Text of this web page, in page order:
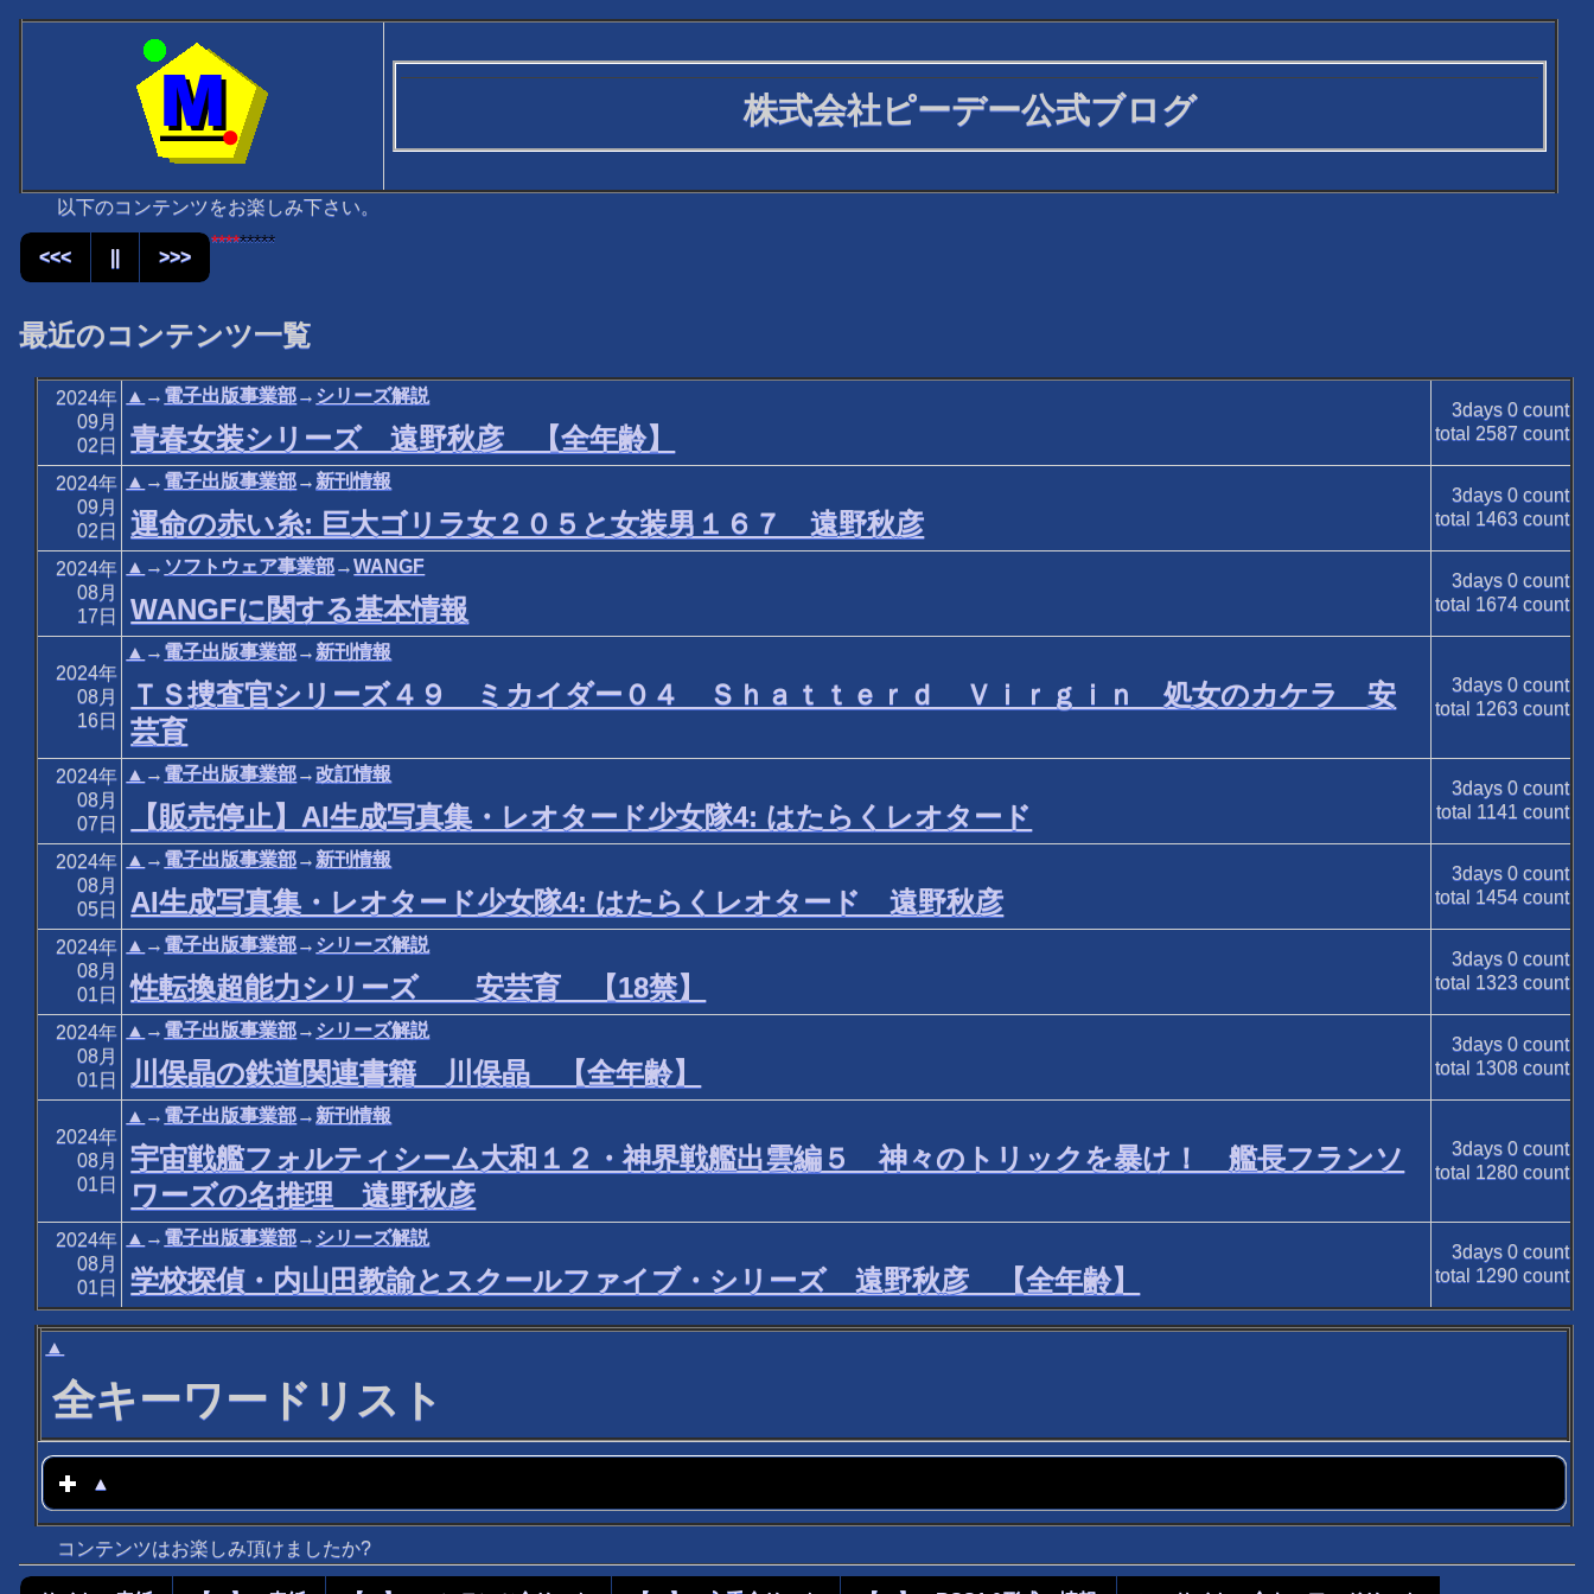
株式会社ピーデー公式ブログ
以下のコンテンツをお楽しみ下さい。
<<< || >>>
*********
最近のコンテンツ一覧
2024年
09月
02日
▲ → 電子出版事業部→ シリーズ解説
青春女装シリーズ 遠野秋彦 【全年齢】
3days 0count
total 2587 count
2024年
09月
02日
▲ → 電子出版事業部→ 新刊情報
運命の赤い糸: 巨大ゴリラ女２０５と女装男１６７ 遠野秋彦
3days 0count
total 1463count
2024年
08月
17日
▲ → ソフトウェア事業部→WANGF
WANGFに関する基本情報
3days 0count
total 1674count
2024年
08月
16日
▲ → 電子出版事業部→ 新刊情報
ＴＳ捜査官シリーズ４９ ミカイダー０４ Ｓｈａｔｔｅｒｄ Ｖｉｒｇｉｎ 処女のカケラ 安
芸育
3days 0count
total 1263count
2024年
08月
07日
▲ → 電子出版事業部→改訂情報
【販売停止】AI生成写真集・レオタード少女隊4: はたらくレオタード
3days 0count
total 1141 count
2024年
08月
05日
▲ → 電子出版事業部→ 新刊情報
AI生成写真集・レオタード少女隊4: はたらくレオタード 遠野秋彦
3days 0count
total 1454count
2024年
08月
01日
▲ → 電子出版事業部→ シリーズ解説
性転換超能力シリーズ 安芸育 【18禁】
3days 0count
total 1323count
2024年
08月
01日
▲ → 電子出版事業部→ シリーズ解説
川俣晶の鉄道関連書籍 川俣晶 【全年齢】
3days 0count
total 1308count
2024年
08月
01日
▲ → 電子出版事業部→ 新刊情報
宇宙戦艦フォルティシーム大和１２・神界戦艦出雲編５ 神々のトリックを暴け！ 艦長フランソ
ワーズの名推理 遠野秋彦
3days 0count
total 1280count
2024年
08月
01日
▲ → 電子出版事業部→ シリーズ解説
学校探偵・内山田教諭とスクールファイブ・シリーズ 遠野秋彦 【全年齢】
3days 0count
total 1290count
▲
全キーワードリスト
▲
コンテンツはお楽しみ頂けましたか?